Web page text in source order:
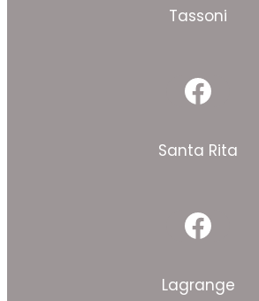
Tassoni
Santa Rita
Lagrange